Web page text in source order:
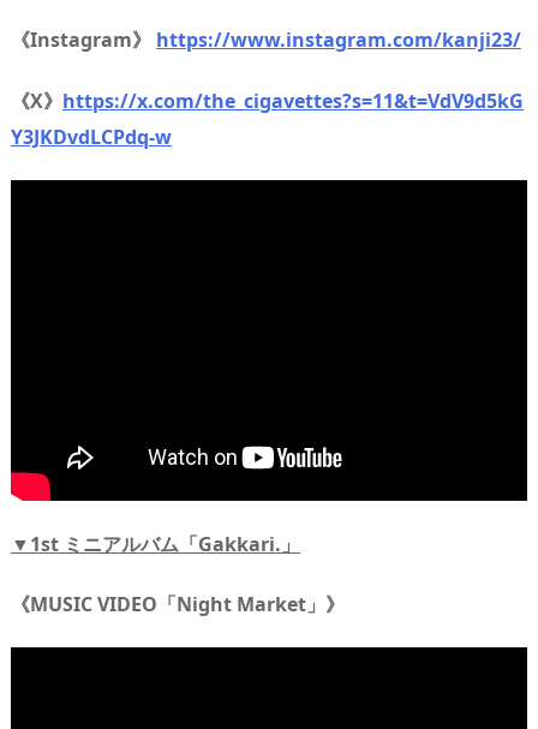
《Instagram》 https://www.instagram.com/kanji23/
《X》 https://x.com/the_cigavettes?s=11&t=VdV9d5kG
Y3JKDvdLCPdq-w
▼1st ミニアルバム「Gakkari.」
《MUSIC VIDEO「Night Market」》